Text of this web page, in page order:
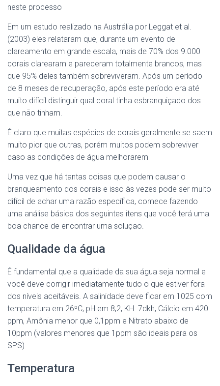
neste processo
Em um estudo realizado na Austrália por Leggat et al.
(2003) eles relataram que, durante um evento de
clareamento em grande escala, mais de 70% dos 9.000
corais clarearam e pareceram totalmente brancos, mas
que 95% deles também sobreviveram. Após um período
de 8 meses de recuperação, após este período era até
muito difícil distinguir qual coral tinha esbranquiçado dos
que não tinham.
É claro que muitas espécies de corais geralmente se saem
muito pior que outras, porém muitos podem sobreviver
caso as condições de água melhorarem
Uma vez que há tantas coisas que podem causar o
branqueamento dos corais e isso às vezes pode ser muito
difícil de achar uma razão específica, comece fazendo
uma análise básica dos seguintes itens que você terá uma
boa chance de encontrar uma solução.
Qualidade da água
É fundamental que a qualidade da sua água seja normal e
você deve corrigir imediatamente tudo o que estiver fora
dos níveis aceitáveis. A salinidade deve ficar em 1025 com
temperatura em 26ºC, pH em 8,2, KH 7dkh, Cálcio em 420
ppm, Amônia menor que 0,1ppm e Nitrato abaixo de
10ppm (valores menores que 1ppm são ideais para os
SPS)
Temperatura